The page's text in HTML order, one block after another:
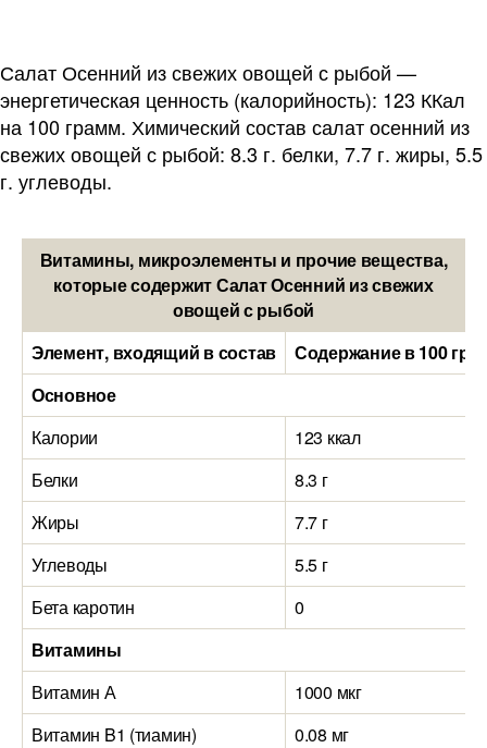
Салат Осенний из свежих овощей с рыбой —
энергетическая ценность (калорийность): 123 ККал
на 100 грамм. Химический состав салат осенний из
свежих овощей с рыбой: 8.3 г. белки, 7.7 г. жиры, 5.5
г. углеводы.
Витамины, микроэлементы и прочие вещества,
которые содержит Салат Осенний из свежих
овощей с рыбой
Элемент, входящий в состав
Содержание в 100
Основное
Калории
123 ккал
Белки
8.3 г
Жиры
7.7 г
Углеводы
5.5 г
Бета каротин
0
Витамины
Витамин А
1000 мкг
Витамин B1 (тиамин)
0.08 мг